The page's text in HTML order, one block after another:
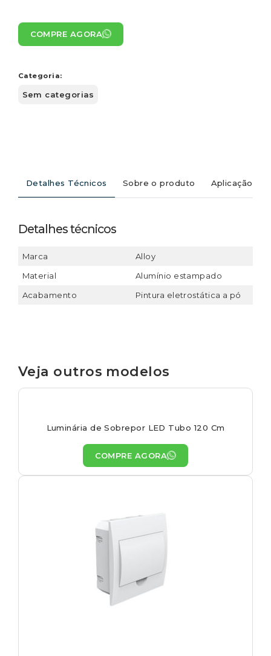
COMPRE AGORA
Categoria:
Sem categorias
Detalhes Técnicos Sobre o produto Aplicação
Detalhes técnicos
Marca
Alloy
Material
Alumínio estampado
Acabamento
Pintura eletrostática a pó
Veja outros modelos
Luminária de Sobrepor LED Tubo 120 Cm
COMPRE AGORA